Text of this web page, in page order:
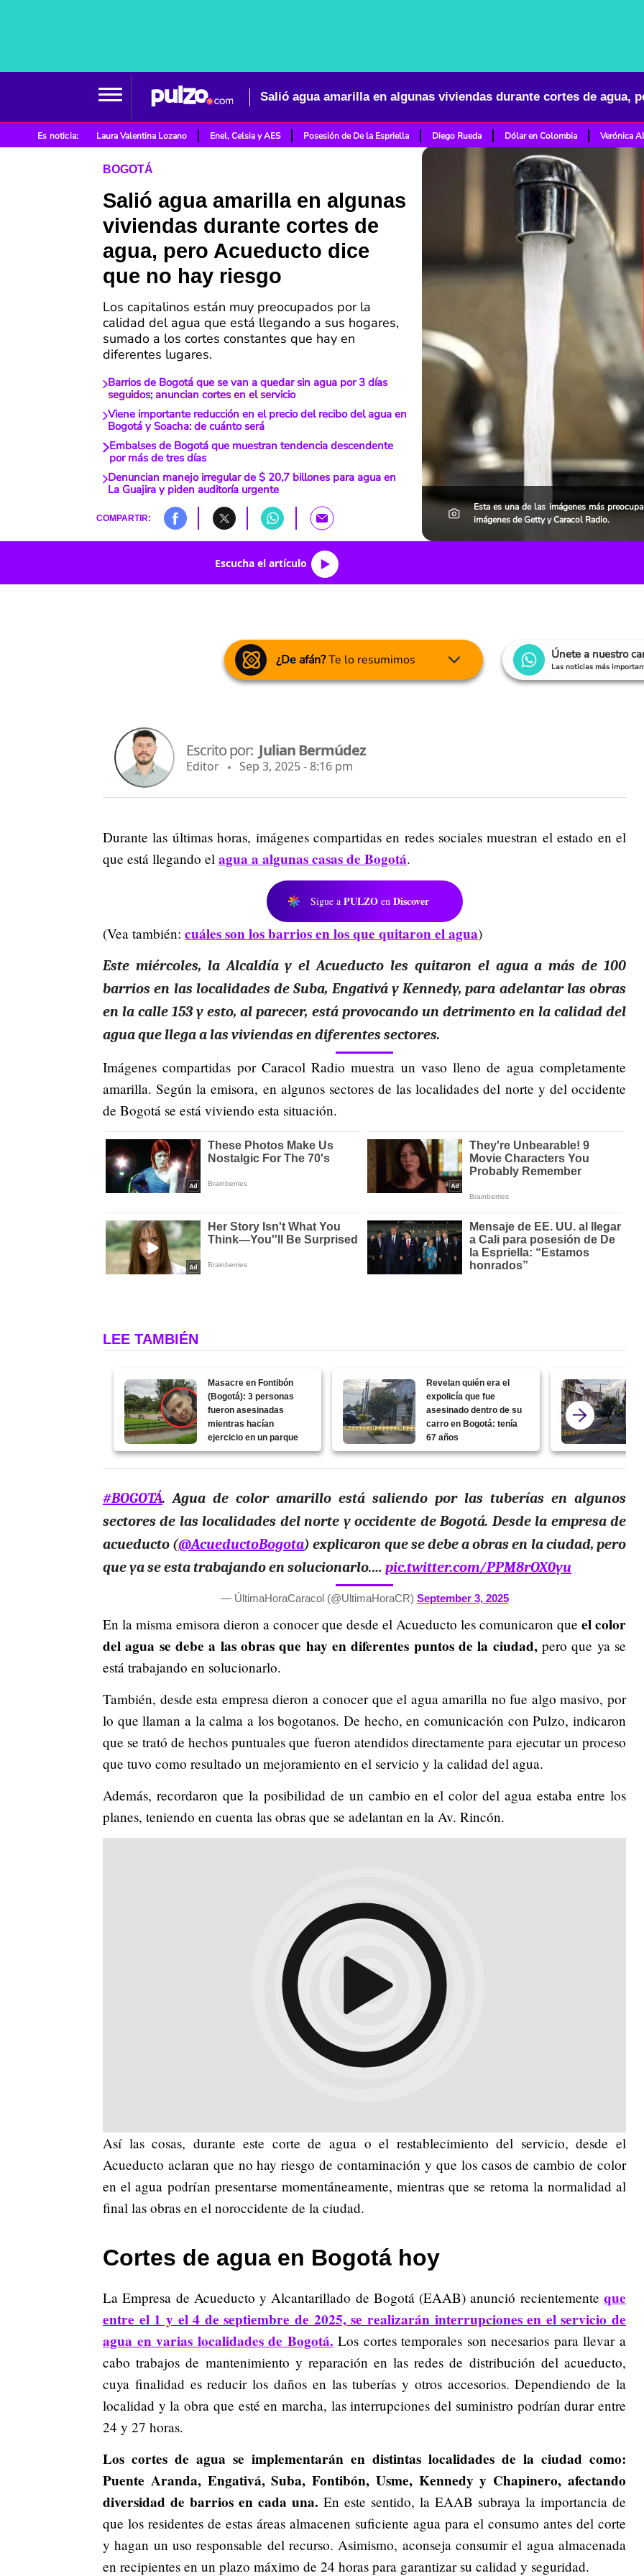
Es noticia: Laura Valentina Lozano Enel, Celsia y AES Posesión de De la Espriella Diego Rueda Dólar en Colombia Verónica
BOGOTÁ
Salió agua amarilla en algunas
viviendas durante cortes de
agua, pero Acueducto dice
que no hay riesgo
Los capitalinos están muy preocupados por la
calidad del agua que está llegando a sus hogares,
sumado a los cortes constantes que hay en
diferentes lugares.
Barrios de Bogotá que se van a quedar sin agua por 3 días
seguidos; anuncian cortes en el servicio
Viene importante reducción en el precio del recibo del agua en
Bogotá y Soacha: de cuánto será
Embalses de Bogotá que muestran tendencia descendente
por más de tres días
Denuncian manejo irregular de $ 20,7 billones para agua en
La Guajira y piden auditoría urgente
COMPARTIR:
Esta es una de las imágenes más
imágenes de Getty y Caracol Radio.
Escucha el artículo
¿De afán?Te lo resumimos Únete a nuestro
Las noticias más
Escrito por: Julian Bermúdez
Editor Sep 3, 2025 - 8:16 pm
Durante las últimas horas, imágenes compartidas en redes sociales muestran el estado en el
que está llegando el agua a algunas casas de Bogotá.
Sigue a PULZO en Discover
(Vea también: cuáles son los barrios en los que quitaron el agua)
Este miércoles, la Alcaldía y el Acueducto les quitaron el agua a más de 100
barrios en las localidades de Suba, Engativá y Kennedy, para adelantar las obras
en la calle 153 y esto, al parecer, está provocando un detrimento en la calidad del
agua que llega a las viviendas en diferentes sectores.
Imágenes compartidas por Caracol Radio muestra un vaso lleno de agua completamente
amarilla. Según la emisora, en algunos sectores de las localidades del norte y del occidente
de Bogotá se está viviendo esta situación.
LEE TAMBIÉN
Masacre en Fontibón
(Bogotá): 3 personas
fueron asesinadas
mientras hacían
ejercicio en un parque
Revelan quién era el
expolicía que fue
asesinado dentro de su
carro en Bogotá: tenía
67 años
#BOGOTÁ. Agua de color amarillo está saliendo por las tuberías en algunos
sectores de las localidades del norte y occidente de Bogotá. Desde la empresa de
acueducto (@AcueductoBogota) explicaron que se debe a obras en la ciudad, pero
que ya se esta trabajando en solucionarlo.… pic.twitter.com/PPM8rOX0yu
— ÚltimaHoraCaracol (@UltimaHoraCR) September 3, 2025
En la misma emisora dieron a conocer que desde el Acueducto les comunicaron que el color
del agua se debe a las obras que hay en diferentes puntos de la ciudad,pero que ya se
está trabajando en solucionarlo.
También, desde esta empresa dieron a conocer que el agua amarilla no fue algo masivo, por
lo que llaman a la calma a los bogotanos. De hecho, en comunicación con Pulzo, indicaron
que se trató de hechos puntuales que fueron atendidos directamente para ejecutar un proceso
que tuvo como resultado un mejoramiento en el servicio y la calidad del agua.
Además, recordaron que la posibilidad de un cambio en el color del agua estaba entre los
planes, teniendo en cuenta las obras que se adelantan en la Av. Rincón.
Así las cosas, durante este corte de agua o el restablecimiento del servicio, desde el
Acueducto aclaran que no hay riesgo de contaminación y que los casos de cambio de color
en el agua podrían presentarse momentáneamente, mientras que se retoma la normalidad al
final las obras en el noroccidente de la ciudad.
Cortes de agua en Bogotá hoy
La Empresa de Acueducto y Alcantarillado de Bogotá (EAAB) anunció recientemente que
entre el 1 y el 4 de septiembre de 2025, se realizarán interrupciones en el servicio de
agua en varias localidades de Bogotá. Los cortes temporales son necesarios para llevar a
cabo trabajos de mantenimiento y reparación en las redes de distribución del acueducto,
cuya finalidad es reducir los daños en las tuberías y otros accesorios. Dependiendo de la
localidad y la obra que esté en marcha, las interrupciones del suministro podrían durar entre
24 y 27 horas.
Los cortes de agua se implementarán en distintas localidades de la ciudad como:
Puente Aranda, Engativá, Suba, Fontibón, Usme, Kennedy y Chapinero, afectando
diversidad de barrios en cada una. En este sentido, la EAAB subraya la importancia de
que los residentes de estas áreas almacenen suficiente agua para el consumo antes del corte
y hagan un uso responsable del recurso. Asimismo, aconseja consumir el agua almacenada
en recipientes en un plazo máximo de 24 horas para garantizar su calidad y seguridad.